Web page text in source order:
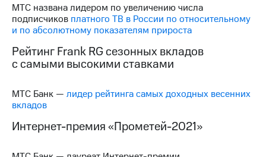
Личный
кабинет
акционера
Акционерный
капитал
Контроль
аудит
МТС названа лидером по увеличению числа
подписчиков платного ТВ в России по относительному
и по абсолютному показателям прироста
Рейтинг Frank RG сезонных вкладов
с самыми высокими ставками
МТС Банк — лидер рейтинга самых доходных весенних
вкладов
Интернет-премия «Прометей-2021»